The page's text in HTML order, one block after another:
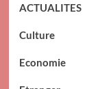
ACTUALITES
Culture
Economie